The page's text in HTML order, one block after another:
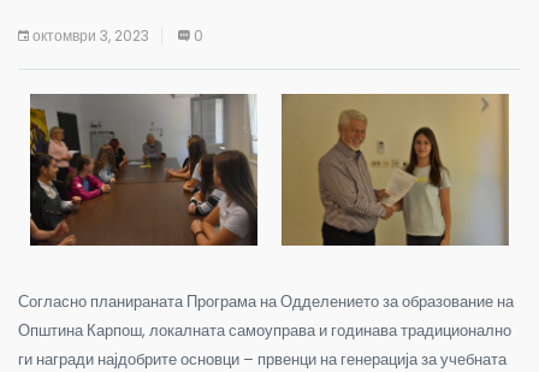
октомври 3, 2023 0
Согласно планираната Програма на Одделението за образование на
Општина Карпош, локалната самоуправа и годинава традиционално
ги награди најдобрите основци – првенци на генерација за учебната